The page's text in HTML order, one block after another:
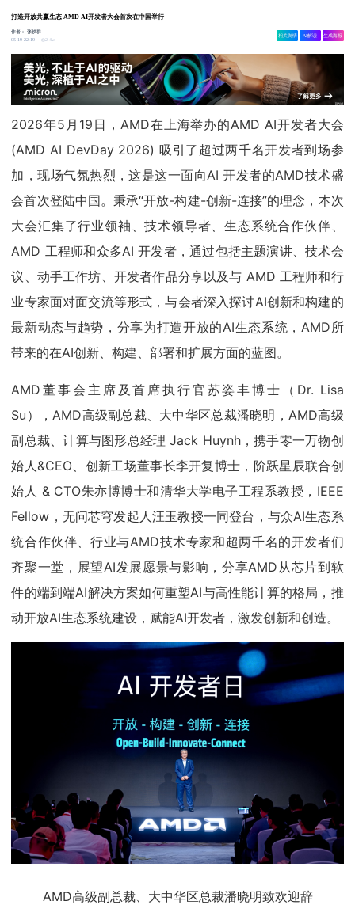
打造开放共赢生态 AMD AI开发者大会首次在中国举行
作者：张轶群
05-19 22:19
2.4w
相关舆情 AI解读 生成海报
2026年5月19日，AMD在上海举办的AMD AI开发者大会
(AMD AI DevDay 2026) 吸引了超过两千名开发者到场参
加，现场气氛热烈，这是这一面向AI 开发者的AMD技术盛
会首次登陆中国。秉承“开放-构建-创新-连接”的理念，本次
大会汇集了行业领袖、技术领导者、生态系统合作伙伴、
AMD 工程师和众多AI 开发者，通过包括主题演讲、技术会
议、动手工作坊、开发者作品分享以及与 AMD 工程师和行
业专家面对面交流等形式，与会者深入探讨AI创新和构建的
最新动态与趋势，分享为打造开放的AI生态系统，AMD所
带来的在AI创新、构建、部署和扩展方面的蓝图。
AMD董事会主席及首席执行官苏姿丰博士（Dr. Lisa
Su），AMD高级副总裁、大中华区总裁潘晓明，AMD高级
副总裁、计算与图形总经理 Jack Huynh，携手零一万物创
始人&CEO、创新工场董事长李开复博士，阶跃星辰联合创
始人 & CTO朱亦博博士和清华大学电子工程系教授，IEEE
Fellow，无问芯穹发起人汪玉教授一同登台，与众AI生态系
统合作伙伴、行业与AMD技术专家和超两千名的开发者们
齐聚一堂，展望AI发展愿景与影响，分享AMD从芯片到软
件的端到端AI解决方案如何重塑AI与高性能计算的格局，推
动开放AI生态系统建设，赋能AI开发者，激发创新和创造。
AMD高级副总裁、大中华区总裁潘晓明致欢迎辞